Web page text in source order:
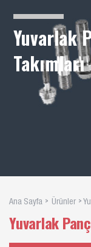
Yuvarlak
Takımları
Ana Sayfa Ürünler
Yuvarlak